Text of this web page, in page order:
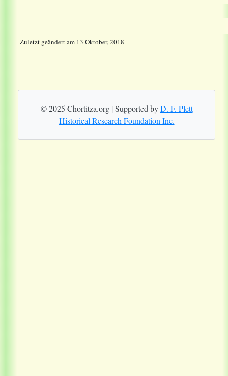
Zuletzt geändertam 13 Oktober, 2018
© 2025 Chortitza.org | Supported byD. F. Plett
Historical Research Foundation Inc.